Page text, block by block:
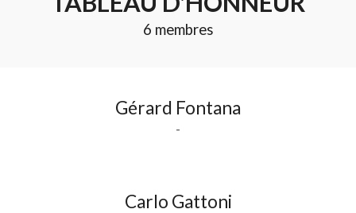
6 membres
Gérard Fontana
-
Carlo Gattoni